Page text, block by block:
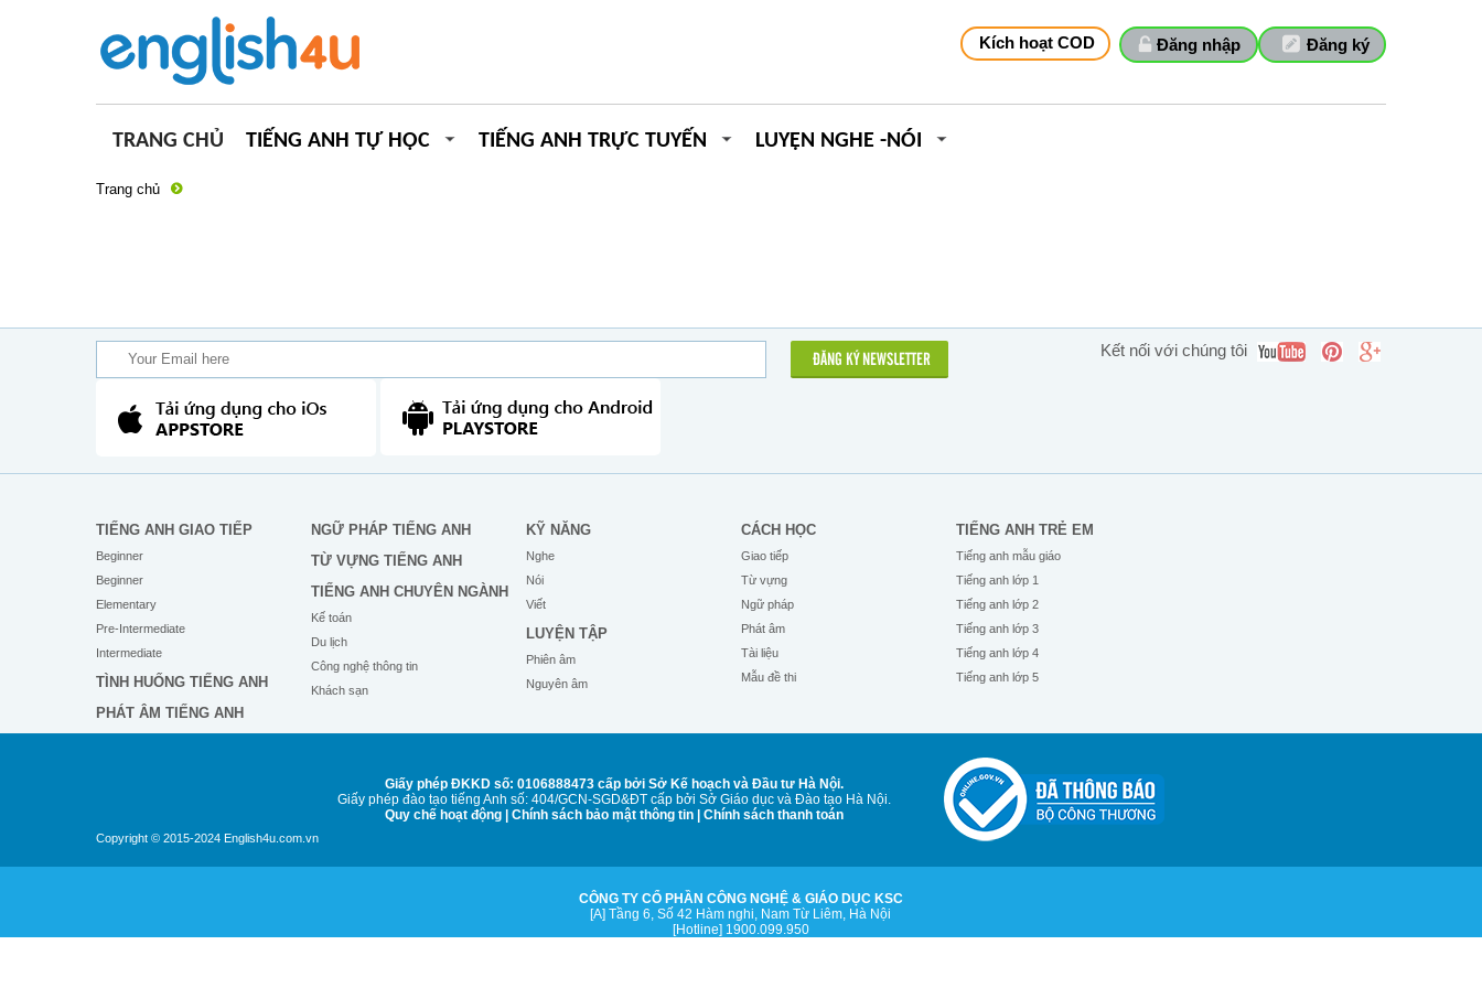
Đăng ký
Đăng nhập
Kích hoạt COD
TRANG CHỦ TIẾNG ANH TỰ HỌC TIẾNG ANH TRỰC TUYẾN LUYỆN NGHE -NÓI
Trang chủ
ĐĂNG KÝ NEWSLETTER
Kết nối với chúng tôi
TIẾNG ANH GIAO TIẾP
Beginner
Beginner
Elementary
Pre-Intermediate
Intermediate
TÌNH HUỐNG TIẾNG ANH
PHÁT ÂM TIẾNG ANH
NGỮ PHÁP TIẾNG ANH
TỪ VỰNG TIẾNG ANH
TIẾNG ANH CHUYÊN NGÀNH
Kế toán
Du lịch
Công nghệ thông tin
Khách sạn
KỸ NĂNG
Nghe
Nói
Viết
LUYỆN TẬP
Phiên âm
Nguyên âm
CÁCH HỌC
Giao tiếp
Từ vựng
Ngữ pháp
Phát âm
Tài liệu
Mẫu đề thi
TIẾNG ANH TRẺ EM
Tiếng anh mẫu giáo
Tiếng anh lớp 1
Tiếng anh lớp 2
Tiếng anh lớp 3
Tiếng anh lớp 4
Tiếng anh lớp 5
Copyright © 2015-2024 English4u.com.vn
Giấy phép ĐKKD số: 0106888473 cấp bởi Sở Kế hoạch và Đầu tư Hà Nội.
Giấy phép đào tạo tiếng Anh số: 404/GCN-SGD&ĐT cấp bởi Sở Giáo dục và Đào tạo Hà Nội.
Quy chế hoạt động| Chính sách bảo mật thông tin| Chính sách thanh toán
CÔNG TY CỔ PHẦN CÔNG NGHỆ & GIÁO DỤC KSC
[A] Tầng 6, Số 42 Hàm nghi, Nam Từ Liêm, Hà Nội
[Hotline] 1900.099.950